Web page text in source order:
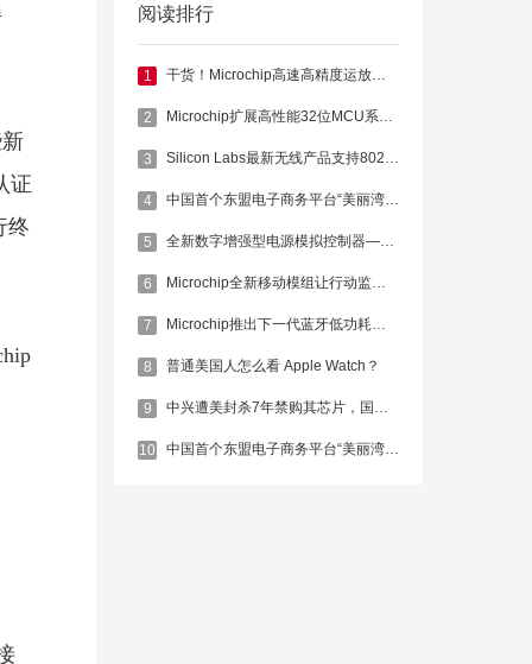
阅读排行
1 干货！Microchip高速高精度运放功耗再降低
2 Microchip扩展高性能32位MCU系列，新系列器件集成浮点单元
3 Silicon Labs最新无线产品支持802.15.4/4g标准
4 中国首个东盟电子商务平台“美丽湾”启动
5 全新数字增强型电源模拟控制器——MCP19118和MCP19119
6 Microchip全新移动模组让行动监测更便捷
7 Microchip推出下一代蓝牙低功耗解决方案
8 普通美国人怎么看 Apple Watch？
9 中兴遭美封杀7年禁购其芯片，国产IC当自强！
10 中国首个东盟电子商务平台“美丽湾”启动
证
终